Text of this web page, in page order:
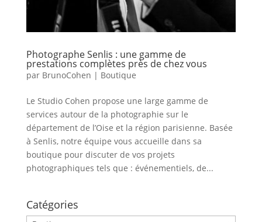
Photographe Senlis : une gamme de
prestations complètes près de chez vous
par BrunoCohen | Boutique
Le Studio Cohen propose une large gamme de
services autour de la photographie sur le
département de l’Oise et la région parisienne. Basée
à Senlis, notre équipe vous accueille dans sa
boutique pour discuter de vos projets
photographiques tels que : événementiels, de...
Catégories